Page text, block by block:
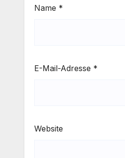
Name *
E-Mail-Adresse *
Website